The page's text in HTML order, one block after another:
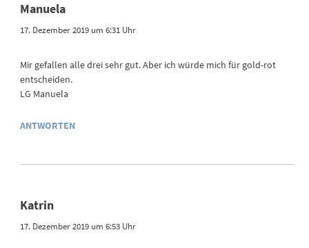
Manuela
17. Dezember 2019 um 6:31 Uhr
Mir gefallen alle drei sehr gut. Aber ich würde mich für gold-rot
entscheiden.
LG Manuela
ANTWORTEN
Katrin
17. Dezember 2019 um 6:53 Uhr